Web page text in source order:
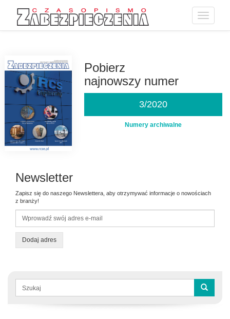
Toggle
Pobierz
najnowszy numer
3/2020
Numery archiwalne
Newsletter
Zapisz się do naszego Newslettera, aby otrzymywać informacje o nowościach
z branży!
Dodaj adres
Formularz
wyszukiwania